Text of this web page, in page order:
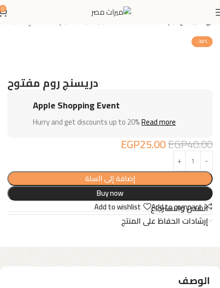
0
-38%
دريسنج روم مفتوح
Apple Shopping Event
Hurry and get discounts up to 20%Read more
EGP40.00
EGP25.00
إضافة إلى السلة
Buy now
Add to compare
Add to wishlist
الشحن والاسترجاع
إرشادات الحفاظ على المنتج
الوصف